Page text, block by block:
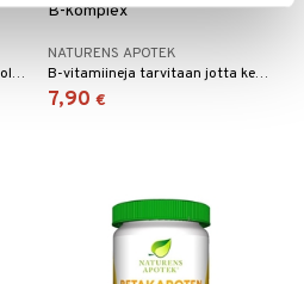
B12-vitamiini toimii yhdessä foolihapon kanssa ja sillä on tehtävä solunjakautumisprosessissa.
B-komplex
NATURENS APOTEK
B-vitamiineja tarvitaan jotta keho pystyy käyttämään energiaa hyväkseen normaalilla tavalla. B-vitamiinit osallistuvat myös hermoston normaaleihin toimintoihin ja vähentävät väsymyksen tunnetta.
7,90 €